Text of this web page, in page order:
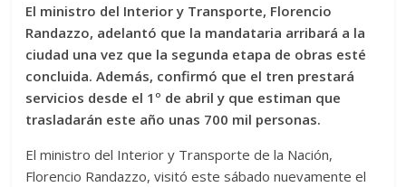
El ministro del Interior y Transporte, Florencio
Randazzo, adelantó que la mandataria arribará a la
ciudad una vez que la segunda etapa de obras esté
concluida. Además, confirmó que el tren prestará
servicios desde el 1º de abril y que estiman que
trasladarán este año unas 700 mil personas.
El ministro del Interior y Transporte de la Nación,
Florencio Randazzo, visitó este sábado nuevamente el